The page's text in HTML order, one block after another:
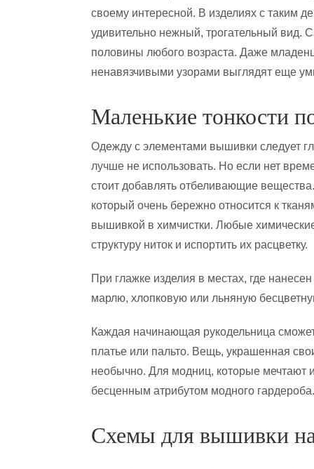
своему интересной. В изделиях с таким
удивительно нежный, трогательный вид.
половины любого возраста. Даже
ненавязчивыми узорами выглядят еще
Маленькие тонкости
Одежду с элементами вышивки следует
лучше не использовать. Но если нет
стоит добавлять отбеливающие
который очень бережно относится к
вышивкой в химчистки. Любые
структуру ниток и испортить их расцветку.
При глажке изделия в местах, где
марлю, хлопковую или льняную
Каждая начинающая рукодельница
платье или пальто. Вещь, украшенная
необычно. Для модниц, которые мечтают
бесценным атрибутом модного гардероба.
Схемы для вышивки